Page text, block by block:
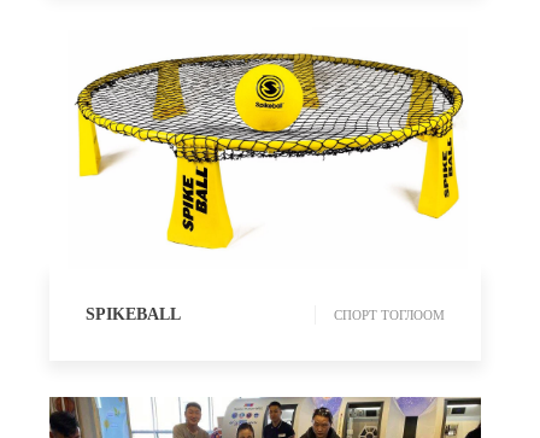
СПОРТ ТОГЛООМ
SPIKEBALL СПОРТ ТОГЛООМ